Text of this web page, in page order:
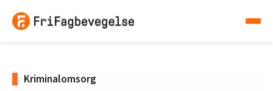
Kriminalomsorg